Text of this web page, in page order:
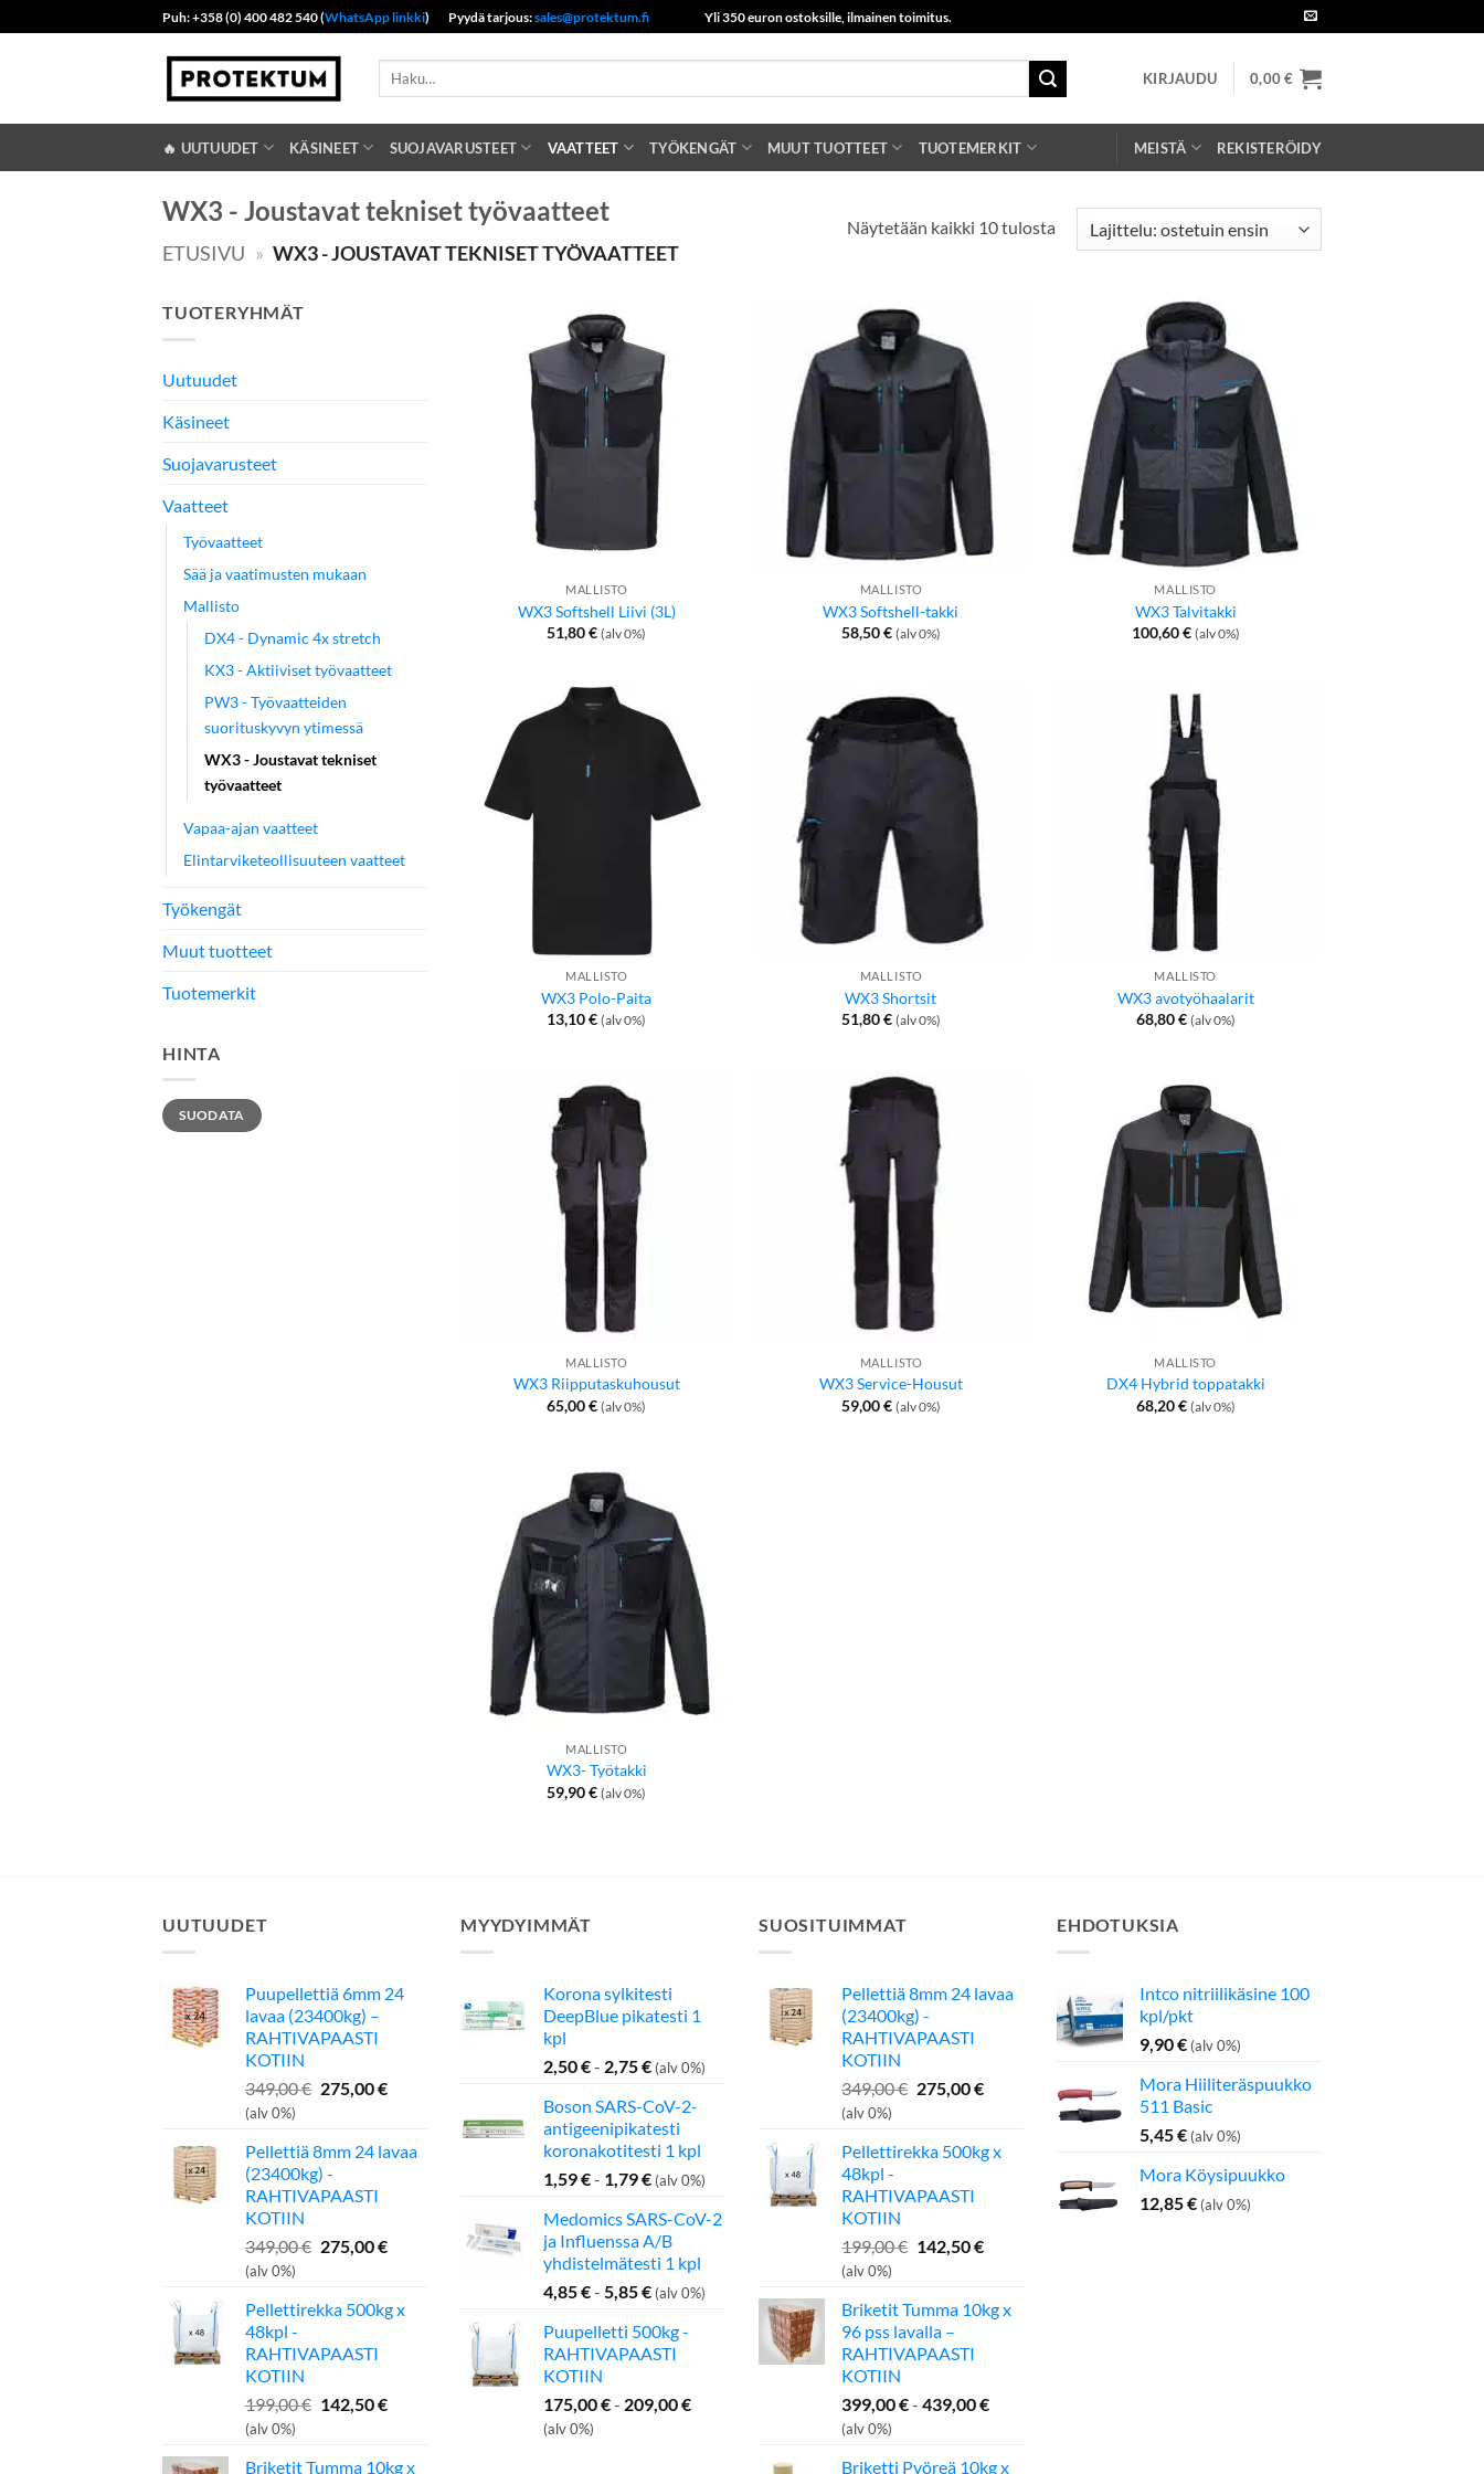
to
Puh: +358 (0) 400 482 540 (WhatsApp linkki) Pyydä tarjous:sales@protektum.fiYli 350 euron ostoksille, ilmainen toimitus.
Etsi:
KIRJAUDU 0,00€
🔥 UUTUUDET KÄSINEET SUOJAVARUSTEET VAATTEET TYÖKENGÄT MUUT TUOTTEET TUOTEMERKIT MEISTÄ REKISTERÖIDY
WX3 - Joustavat tekniset työvaatteet
ETUSIVU » WX3 - JOUSTAVAT TEKNISET TYÖVAATTEET
Näytetään kaikki 10 tulostaSuosituimmat
ensin
TUOTERYHMÄT
Uutuudet
Käsineet
Suojavarusteet
Vaatteet
Työvaatteet
Sää ja vaatimusten mukaan
Mallisto
DX4 - Dynamic 4x stretch
KX3 - Aktiiviset työvaatteet
PW3 - Työvaatteiden
suorituskyvyn ytimessä
WX3 - Joustavat tekniset
työvaatteet
Vapaa-ajan vaatteet
Elintarviketeollisuuteen vaatteet
Työkengät
Muut tuotteet
Tuotemerkit
HINTA
Minimihinta
Maksimihinta
SUODATA
MALLISTO
WX3 Softshell Liivi (3L)
51,80€ (alv 0%)
MALLISTO
WX3 Softshell-takki
58,50€ (alv 0%)
MALLISTO
WX3 Talvitakki
100,60€ (alv 0%)
MALLISTO
WX3 Polo-Paita
13,10€ (alv 0%)
MALLISTO
WX3 Shortsit
51,80€ (alv 0%)
MALLISTO
WX3 avotyöhaalarit
68,80€ (alv 0%)
MALLISTO
WX3 Riipputaskuhousut
65,00€ (alv 0%)
MALLISTO
WX3 Service-Housut
59,00€ (alv 0%)
MALLISTO
DX4 Hybrid toppatakki
68,20€ (alv 0%)
MALLISTO
WX3- Työtakki
59,90€ (alv 0%)
UUTUUDET
Puupellettiä 6mm 24
lavaa (23400kg) –
RAHTIVAPAASTI
KOTIIN
349,00€ Alkuperäinen
349,00 €.
275,00€Nykyinen
275,00 €.
(alv 0%)
Pellettiä 8mm 24 lavaa
(23400kg) -
RAHTIVAPAASTI
KOTIIN
349,00€ Alkuperäinen
349,00 €.
275,00€Nykyinen
275,00 €.
(alv 0%)
Pellettirekka 500kg x
48kpl -
RAHTIVAPAASTI
KOTIIN
199,00€ Alkuperäinen
142,50€Nykyinen
(alv 0%)
Briketit Tumma 10kg x
MYYDYIMMÄT
Korona sylkitesti
DeepBlue pikatesti 1
kpl
2,50€- 2,75€ (alv 0%)
Boson SARS-CoV-2-
antigeenipikatesti
koronakotitesti 1 kpl
1,59€- 1,79€ (alv 0%)
Medomics SARS-CoV-2
ja Influenssa A/B
yhdistelmätesti 1 kpl
4,85€- 5,85€ (alv 0%)
Puupelletti 500kg -
RAHTIVAPAASTI
KOTIIN
175,00€- 209,00€
(alv 0%)
SUOSITUIMMAT
Pellettiä 8mm 24 lavaa
(23400kg) -
RAHTIVAPAASTI
KOTIIN
349,00€ Alkuperäinen
349,00 €.
275,00€Nykyinen
275,00 €.
(alv 0%)
Pellettirekka 500kg x
48kpl -
RAHTIVAPAASTI
KOTIIN
199,00€ Alkuperäinen
199,00 €.
142,50€Nykyinen
142,50 €.
(alv 0%)
Briketit Tumma 10kg x
96 pss lavalla –
RAHTIVAPAASTI
KOTIIN
399,00€- 439,00€
(alv 0%)
Briketti Pyöreä 10kg x
EHDOTUKSIA
Intco nitriilikäsine 100
kpl/pkt
9,90€ (alv 0%)
Mora Hiiliteräspuukko
511 Basic
5,45€ (alv 0%)
Mora Köysipuukko
12,85€ (alv 0%)